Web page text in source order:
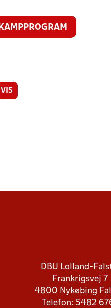
KAMPPROGRAM
VIS
DBU Lolland-
Frankrigsvej 7
4800 Nykøbing
Telefon: 5482